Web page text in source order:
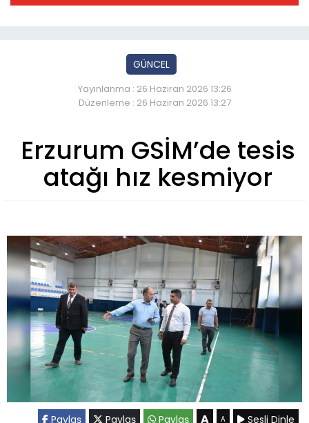
GÜNCEL
Yayınlanma : 26 Haziran 2026 13:26
Düzenleme : 26 Haziran 2026 13:27
Erzurum GSİM’de tesis
atağı hız kesmiyor
Paylaş Paylaş Paylaş A A Sesli Dinle